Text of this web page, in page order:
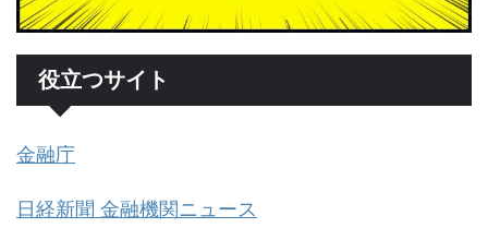
役立つサイト
金融庁
日経新聞 金融機関ニュース